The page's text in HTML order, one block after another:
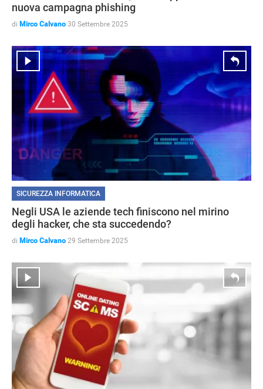
nuova campagna phishing
di Mirco Calvano 30 Settembre 2025
SICUREZZA INFORMATICA
Negli USA le aziende tech finiscono nel mirino
degli hacker, che sta succedendo?
di Mirco Calvano 29 Settembre 2025